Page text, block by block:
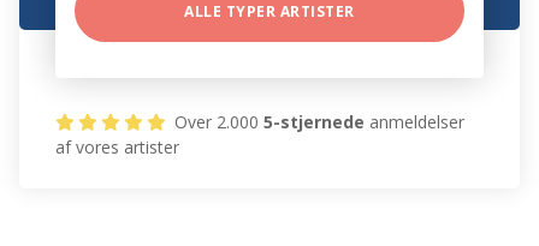
ALLE TYPER ARTISTER
Over 2.0005-stjernede anmeldelser
af vores artister